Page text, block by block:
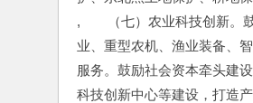
,　　（七）农业科技创新。
业、重型农机、渔业装备、
服务。鼓励社会资本牵头建
科技创新中心等建设，打造